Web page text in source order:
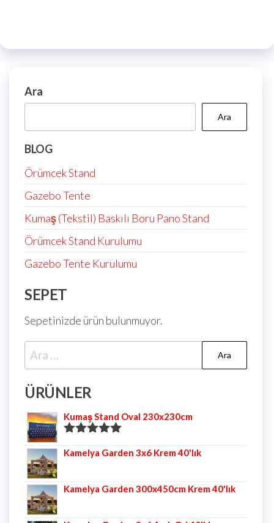
Ara
Ara
BLOG
Örümcek Stand
Gazebo Tente
Kumaş (Tekstil) Baskılı Boru Pano Stand
Örümcek Stand Kurulumu
Gazebo Tente Kurulumu
SEPET
Sepetinizde ürün bulunmuyor.
ÜRÜNLER
Kumaş Stand Oval 230x230cm
5.00oy aldı
Kamelya Garden 3x6 Krem 40'lık
Kamelya Garden 300x450cm Krem 40'lık